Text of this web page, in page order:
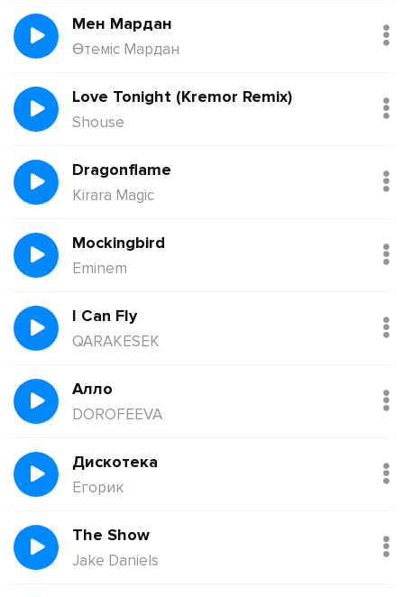
Мен Мардан
Өтеміс Мардан
Love Tonight (Kremor Remix)
Shouse
Dragonflame
Kirara Magic
Mockingbird
Eminem
I Can Fly
QARAKESEK
Алло
DOROFEEVA
Дискотека
Егорик
The Show
Jake Daniels